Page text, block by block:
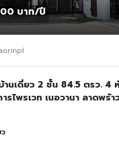
บาท/ปี
บ้านเดี่ยว 2 ชั้น 84.5 ตรว. 4
รไพรเวท เนอวานา ลาดพร้